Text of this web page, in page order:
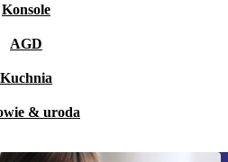
Konsole
AGD
Kuchnia
& uroda